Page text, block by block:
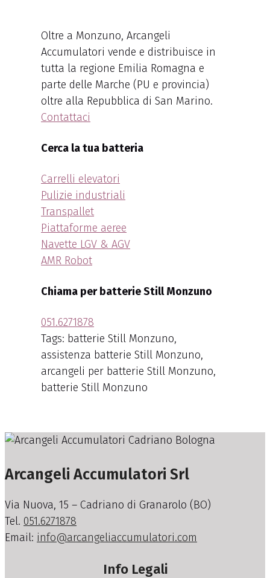
Oltre a Monzuno, Arcangeli
Accumulatori vende e distribuisce in
tutta la regione Emilia Romagna e
parte delle Marche (PU e provincia)
oltre alla Repubblica di San Marino.
Contattaci
Cerca la tua batteria
Carrelli elevatori
Pulizie industriali
Transpallet
Piattaforme aeree
Navette LGV & AGV
AMR Robot
Chiama per batterie Still Monzuno
051.6271878
Tags: batterie Still Monzuno,
assistenza batterie Still Monzuno,
arcangeli per batterie Still Monzuno,
batterie Still Monzuno
Arcangeli Accumulatori Srl
Via Nuova, 15 – Cadriano di Granarolo (BO)
Tel. 051.6271878
Email: info@arcangeliaccumulatori.com
Info Legali